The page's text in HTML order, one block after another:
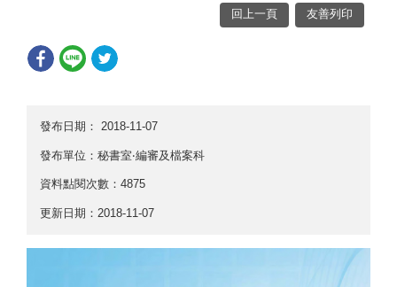
回上一頁 友善列印
發布日期： 2018-11-07
發布單位：秘書室‧編審及檔案科
資料點閱次數：4875
更新日期：2018-11-07